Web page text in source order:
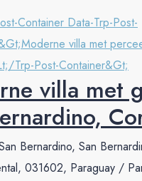
villa met
Bernardino, San
031602, Paraguay /